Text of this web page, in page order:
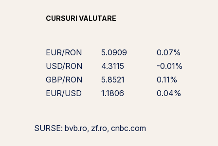
CURSURI VALUTARE
EUR/RON 5.0909
0.07%
USD/RON
4.3115
-0.01%
GBP/RON
5.8521
0.11%
EUR/USD
1.1806 0.04%
SURSE: bvb.ro, zf.ro, cnbc.com